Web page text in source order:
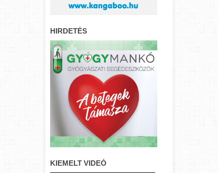
HIRDETÉS
KIEMELT VIDEÓ